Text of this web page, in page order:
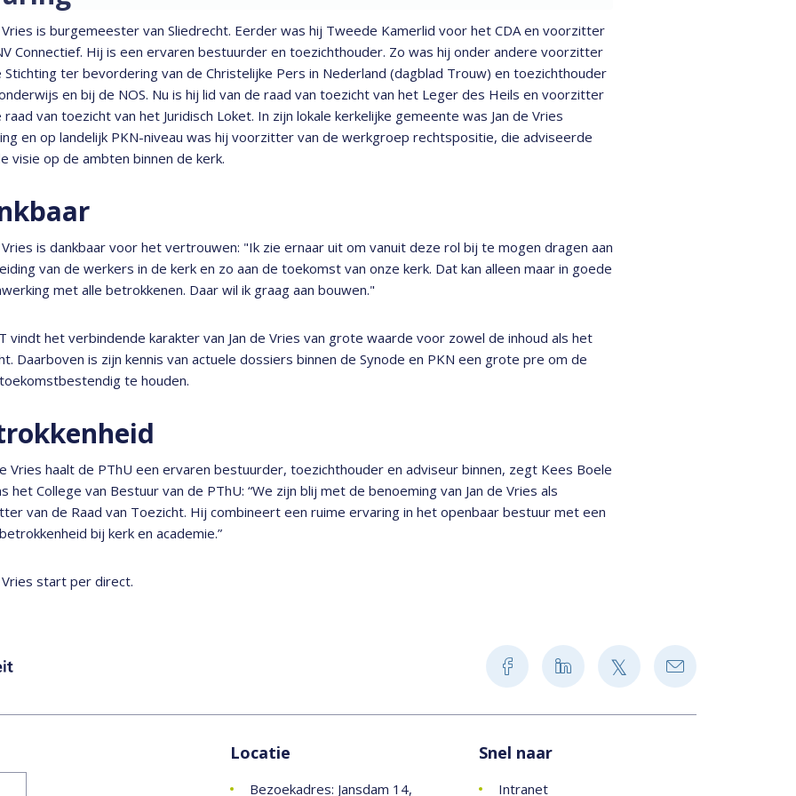
Vries is burgemeester van Sliedrecht. Eerder was hij Tweede Kamerlid voor het CDA en voorzitter
Connectief. Hij is een ervaren bestuurder en toezichthouder. Zo was hij onder andere voorzitter
Stichting ter bevordering van de Christelijke Pers in Nederland (dagblad Trouw) en toezichthouder
en bij de NOS. Nu is hij lid van de raad van toezicht van het Leger des Heils en voorzitter
raad van toezicht van het Juridisch Loket. In zijn lokale kerkelijke gemeente was Jan de Vries
en op landelijk PKN-niveau was hij voorzitter van de werkgroep rechtspositie, die adviseerde
visie op de ambten binnen de kerk.
Vries is dankbaar voor het vertrouwen: "Ik zie ernaar uit om vanuit deze rol bij te mogen dragen aan
van de werkers in de kerk en zo aan de toekomst van onze kerk. Dat kan alleen maar in goede
met alle betrokkenen. Daar wil ik graag aan bouwen."
vindt het verbindende karakter van Jan de Vries van grote waarde voor zowel de inhoud als het
Daarboven is zijn kennis van actuele dossiers binnen de Synode en PKN een grote pre om de
te houden.
Vries haalt de PThU een ervaren bestuurder, toezichthouder en adviseur binnen, zegt Kees Boele
het College van Bestuur van de PThU: “We zijn blij met de benoeming van Jan de Vries als
van de Raad van Toezicht. Hij combineert een ruime ervaring in het openbaar bestuur met een
bij kerk en academie.”
Vries start per direct.
Locatie
Bezoekadres: Jansdam 14,
Snel naar
Intranet